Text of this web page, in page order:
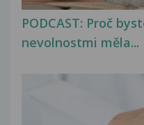
PODCAST: Proč
nevolnostmi měla...